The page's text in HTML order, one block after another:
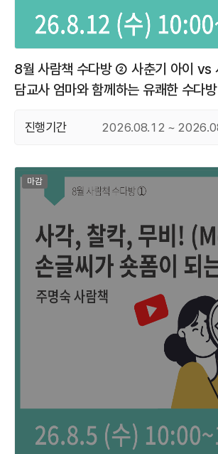
8월 사람책 수다방 ② 사춘기 아이 vs
담교사 엄마와 함께하는 유쾌한 수다방
진행기간 2026.08.12 ~
마감
마감된 프로그램